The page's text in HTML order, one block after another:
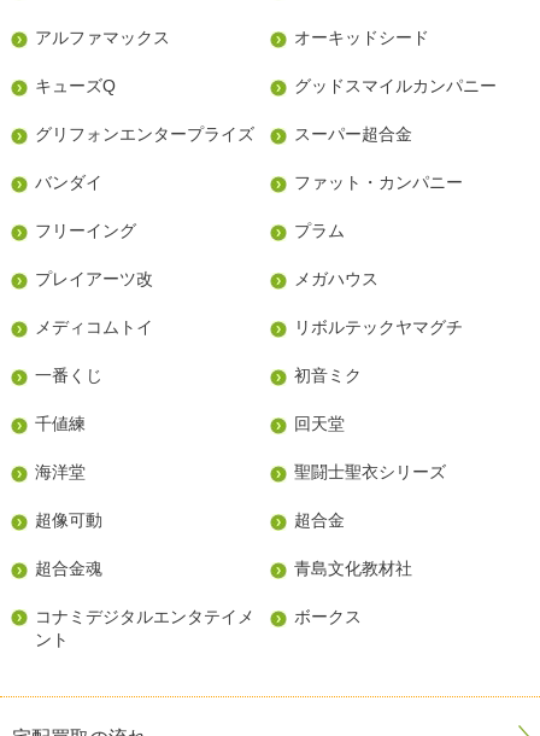
アルファマックス オーキッドシード
キューズQ グッドスマイルカンパニー
グリフォンエンタープライズ スーパー超合金
バンダイ ファット・カンパニー
フリーイング プラム
プレイアーツ改 メガハウス
メディコムトイ リボルテックヤマグチ
一番くじ 初音ミク
千値練 回天堂
海洋堂 聖闘士聖衣シリーズ
超像可動 超合金
超合金魂 青島文化教材社
コナミデジタルエンタテイメ
ント
ボークス